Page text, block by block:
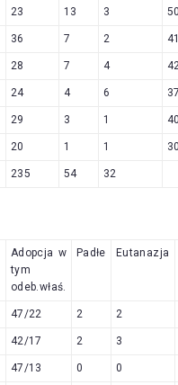
23 13 3
36 7 2
28 7 4
24 4 6
29 3 1
20 1 1
235 54 32
Adopcja w
tym
odeb.właś.
Padłe Eutanazja
47/22 2 2
42/17 2 3
47/13 0 0